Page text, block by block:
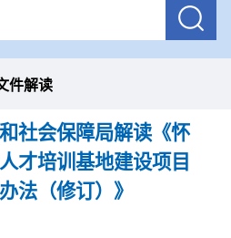
件解读
社会保障局解读《怀
才培训基地建设项目
法（修订）》